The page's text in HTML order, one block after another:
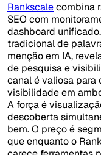
Rankscalecombina
SEO com
dashboard
tradicional de
menção em IA,
de pesquisa e
canal é valiosa
visibilidade em
A força é
descoberta
bem. O preço é
que enquanto o